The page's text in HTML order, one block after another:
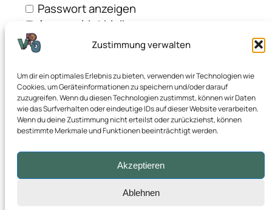
Zustimmung verwalten
Um dir ein optimales Erlebnis zu bieten, verwenden wir Technologien wie
Cookies, um Geräteinformationen zu speichern und/oder darauf
zuzugreifen. Wenn du diesen Technologien zustimmst, können wir Daten
wie das Surfverhalten oder eindeutige IDs auf dieser Website verarbeiten.
Wenn du deine Zustimmung nicht erteilst oder zurückziehst, können
bestimmte Merkmale und Funktionen beeinträchtigt werden.
Akzeptieren
Ablehnen
Passwort anzeigen
Angemeldet bleiben
Haben Sie Ihr Passwort vergessen?
Werden Sie Mitglied bei uns